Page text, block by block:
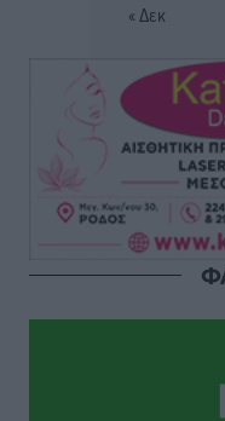
Στο Μονομελές
υπόθεση της
άνδρες χωρίς να το
Ρεπορτάζ πριν 2 ώρες
Ψυχικά ασθενής
κατηγορείται για
Πόλη
Δικαίωση
συκοφαντικής
« Δεκ